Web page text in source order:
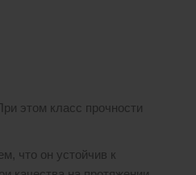
этом класс прочности
что он устойчив к